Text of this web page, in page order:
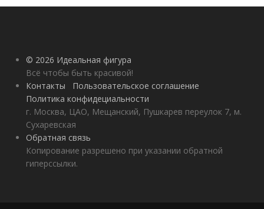
© 2026 Идеальная фигура
Всё чтобы быть красивой!
Контакты
Пользовательское соглашение
Политика конфидециальности
г. Москва, ЦАО, Мещанский, Пушкарев переулок 7, м.
Сухаревская
Обратная связь
Копирование разрешено при указании обратной
гиперссылки.